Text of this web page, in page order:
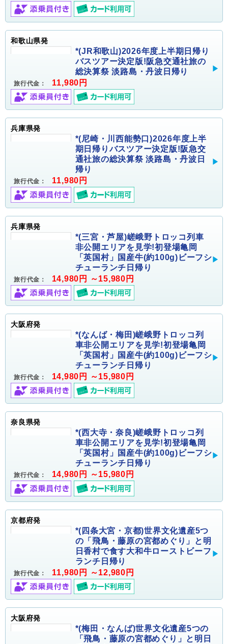
和歌山県発
*(JR和歌山)2026年度上半期日帰り
バスツアー決定版!阪急交通社旅の
総決算祭 淡路島・丹波日帰り
旅行代金： 11,980円
兵庫県発
*(尼崎・川西能勢口)2026年度上半
期日帰りバスツアー決定版!阪急交
通社旅の総決算祭 淡路島・丹波日
帰り
旅行代金： 11,980円
兵庫県発
*(三宮・芦屋)嵯峨野トロッコ列車
非公開エリアを見学!初登場亀岡
「英国村」国産牛(約100g)ビーフシ
チューランチ日帰り
旅行代金： 14,980円 ～15,980円
大阪府発
*(なんば・梅田)嵯峨野トロッコ列
車非公開エリアを見学!初登場亀岡
「英国村」国産牛(約100g)ビーフシ
チューランチ日帰り
旅行代金： 14,980円 ～15,980円
奈良県発
*(西大寺・奈良)嵯峨野トロッコ列
車非公開エリアを見学!初登場亀岡
「英国村」国産牛(約100g)ビーフシ
チューランチ日帰り
旅行代金： 14,980円 ～15,980円
京都府発
*(四条大宮・京都)世界文化遺産5つ
の「飛鳥・藤原の宮都めぐり」と明
日香村で食す大和牛ローストビーフ
ランチ日帰り
旅行代金： 11,980円 ～12,980円
大阪府発
*(梅田・なんば)世界文化遺産5つの
「飛鳥・藤原の宮都めぐり」と明日